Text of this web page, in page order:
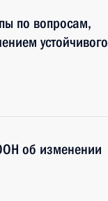
по вопросам,
устойчивого
об изменении